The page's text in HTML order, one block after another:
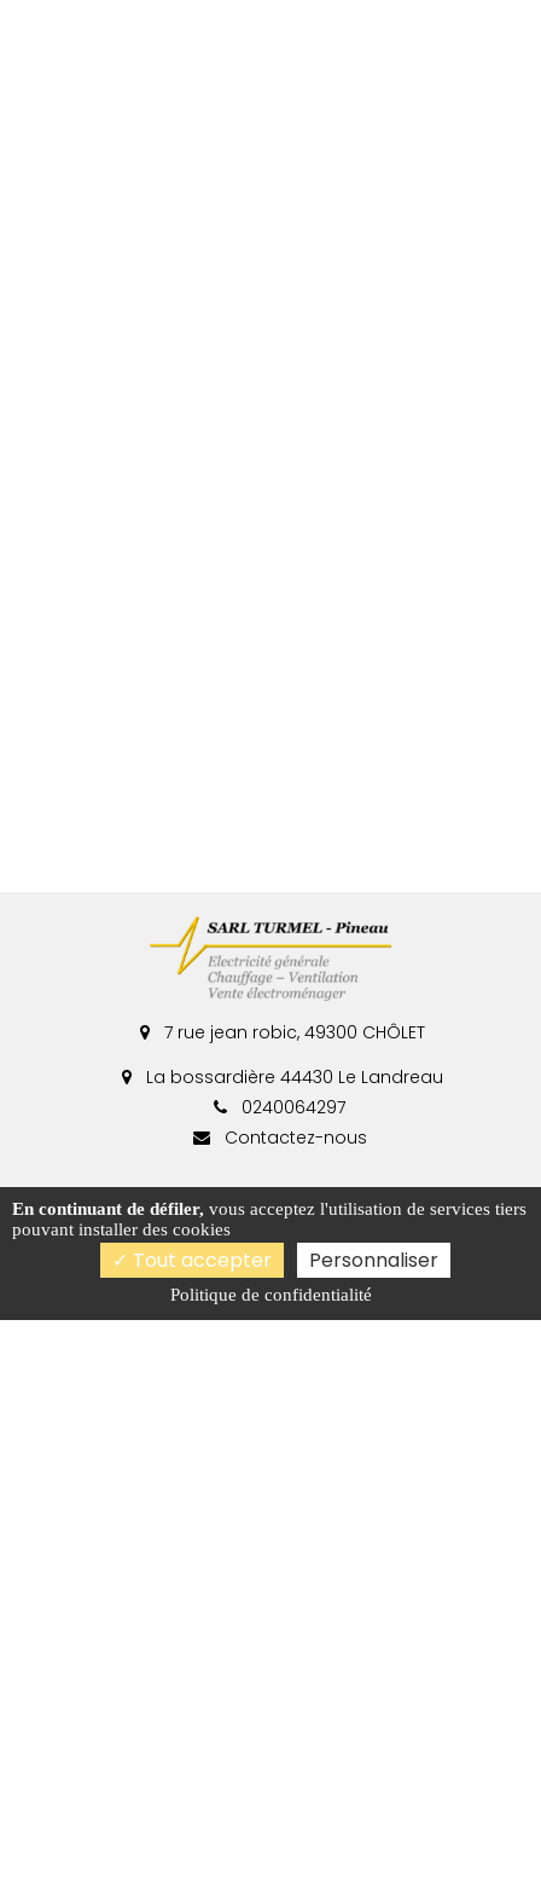
7 rue jean robic, 49300 CHÔLET
La bossardière 44430 Le Landreau
0240064297
Contactez-nous
Contactez-nous
En continuant de défiler, vous acceptez l'utilisation de services tiers
pouvant installer des cookies
Tout accepter Personnaliser
Politique de confidentialité